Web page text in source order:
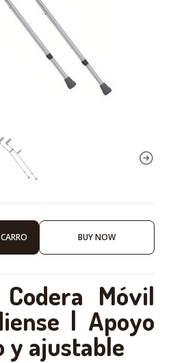
BUY NOW
Móvil
| Apoyo
y ajustable